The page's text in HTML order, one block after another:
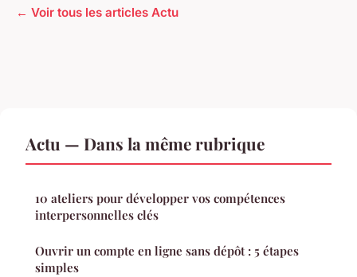
← Voir tous les articles Actu
Actu — Dans la même rubrique
10 ateliers pour développer vos compétences
interpersonnelles clés
Ouvrir un compte en ligne sans dépôt : 5 étapes
simples